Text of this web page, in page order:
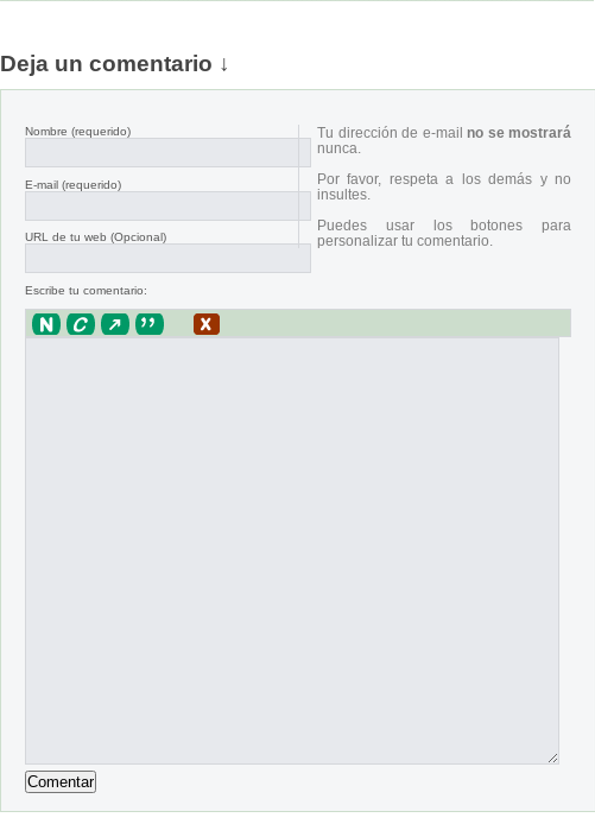
Deja un comentario ↓
Nombre (requerido)
E-mail (requerido)
URL de tu web (Opcional)
Tu dirección de e-mail no se mostrará
nunca.
Por favor, respeta a los demás y no
insultes.
Puedes usar los botones para
personalizar tu comentario.
Escribe tu comentario: